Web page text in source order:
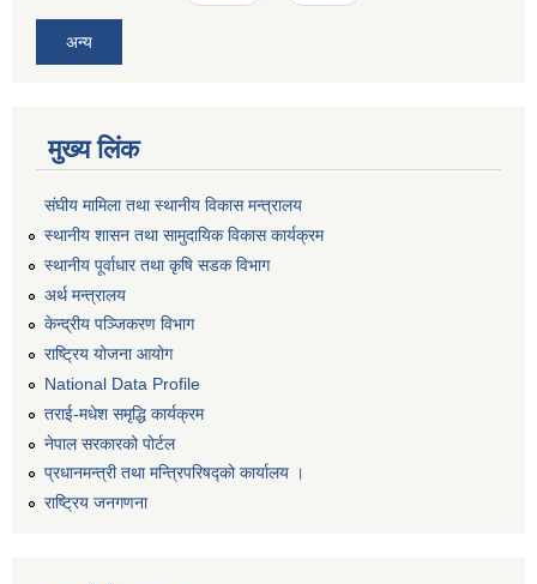
अन्य
मुख्य लिंक
संघीय मामिला तथा स्थानीय विकास मन्त्रालय
स्थानीय शासन तथा सामुदायिक विकास कार्यक्रम
स्थानीय पूर्वाधार तथा कृषि सडक विभाग
अर्थ मन्त्रालय
केन्द्रीय पञ्जिकरण विभाग
राष्ट्रिय योजना आयोग
National Data Profile
तराई-मधेश समृद्धि कार्यक्रम
नेपाल सरकारको पोर्टल
प्रधानमन्त्री तथा मन्त्रिपरिषद्को कार्यालय ।
राष्ट्रिय जनगणना